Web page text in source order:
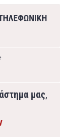
μας,